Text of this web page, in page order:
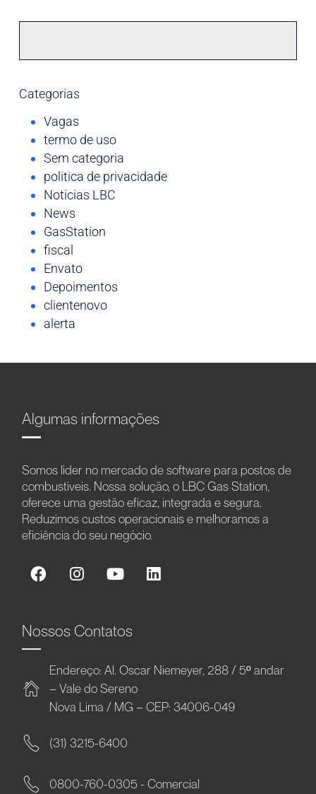
Categorias
Vagas
termo de uso
Sem categoria
politica de privacidade
Noticias LBC
News
GasStation
fiscal
Envato
Depoimentos
clientenovo
alerta
Algumas informações
Somos líder no mercado de software para postos de
combustíveis. Nossa solução, o LBC Gas Station,
oferece uma gestão eficaz, integrada e segura.
Reduzimos custos operacionais e melhoramos a
eficiência do seu negócio.
Nossos Contatos
Endereço: Al. Oscar Niemeyer, 288 / 5º andar
– Vale do Sereno
Nova Lima / MG – CEP: 34006-049
(31) 3215-6400
0800-760-0305 - Comercial